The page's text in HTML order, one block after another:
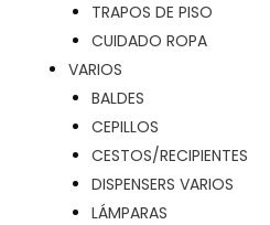
TRAPOS DE PISO
CUIDADO ROPA
VARIOS
BALDES
CEPILLOS
CESTOS/RECIPIENTES
DISPENSERS VARIOS
LÁMPARAS